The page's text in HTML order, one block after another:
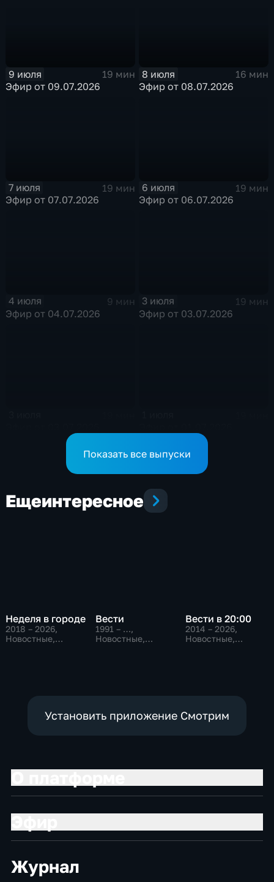
9 июля
19 мин
Эфир от 09.07.2026
8 июля
16 мин
Эфир от 08.07.2026
7 июля
19 мин
Эфир от 07.07.2026
6 июля
19 мин
Эфир от 06.07.2026
4 июля
9 мин
Эфир от 04.07.2026
3 июля
19 мин
Эфир от 03.07.2026
Показать все выпуски
Ещеинтересное
Неделя в городе
2018 – 2026,
Новостные,
Вести
1991 – …,
Новостные,
Вести в 20:00
2014 – 2026,
Новостные,
Установить приложение Смотрим
Журнал